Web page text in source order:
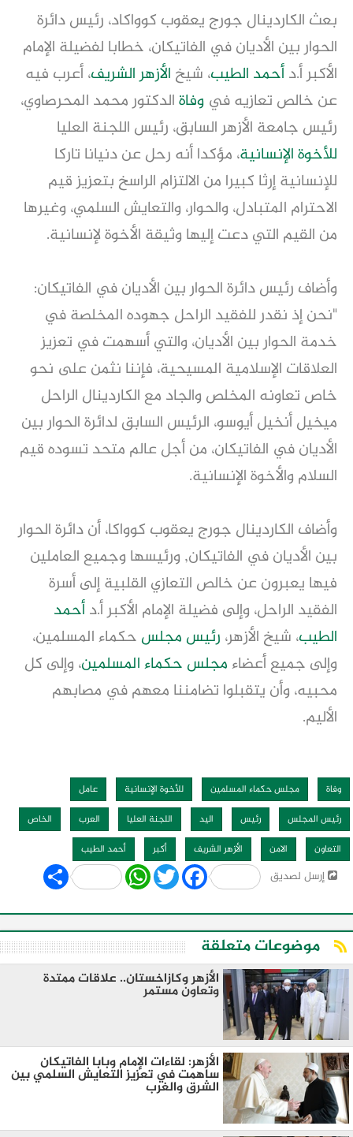
بعث الكاردينال جورج يعقوب كوواكاد، رئيس دائرة
الحوار بين الأديان في الفاتيكان، خطابا لفضيلة الإمام
الأكبر أ.دأحمد الطيب، شيخ الأزهر الشريف، أعرب فيه
عن خالص تعازيه في وفاةالدكتور محمد المحرصاوي،
رئيس جامعة الأزهر السابق، رئيس اللجنة العليا
للأخوة الإنسانية، مؤكدا أنه رحل عن دنيانا تاركا
للإنسانية إرثا كبيرا من الالتزام الراسخ بتعزيز قيم
الاحترام المتبادل، والحوار، والتعايش السلمي، وغيرها
من القيم التي دعت إليها وثيقة الأخوة لإنسانية.
وأضاف رئيس دائرة الحوار بين الأديان في الفاتيكان:
"نحن إذ نقدر للفقيد الراحل جهوده المخلصة في
خدمة الحوار بين الأديان، والتي أسهمت في تعزيز
العلاقات الإسلامية المسيحية، فإننا نثمن على نحو
خاص تعاونه المخلص والجاد مع الكاردينال الراحل
ميخيل أنخيل أيوسو، الرئيس السابق لدائرة الحوار بين
الأديان في الفاتيكان، من أجل عالم متحد تسوده قيم
السلام والأخوة الإنسانية.
وأضاف الكاردينال جورج يعقوب كوواكا، أن دائرة الحوار
بين الأديان في الفاتيكان, ورئيسها وجميع العاملين
فيها يعبرون عن خالص التعازي القلبية إلى أسرة
الفقيد الراحل، وإلى فضيلة الإمام الأكبر أ.دأحمد
الطيب، شيخ الأزهر، رئيس مجلس حكماء المسلمين،
وإلى جميع أعضاءمجلس حكماء المسلمين، وإلى كل
محبيه، وأن يتقبلوا تضامننا معهم في مصابهم
الأليم.
وفاة مجلس حكماء المسلمين للأخوة الإنسانية
عامل
رئيس المجلس
رئيس اليد اللجنة العليا العرب
الخاص
التعاون
الامن الأزهر الشريف أكبر أحمد الطيب
إرسل لصديق Share WhatsApp
Twitter Facebook
موضوعات متعلقة
الأزهر وكازاخستان.. علاقات ممتدة
وتعاون مستمر
الأزهر: لقاءات الإمام وبابا الفاتيكان
ساهمت في تعزيز التعايش السلمي بين
الشرق والغرب